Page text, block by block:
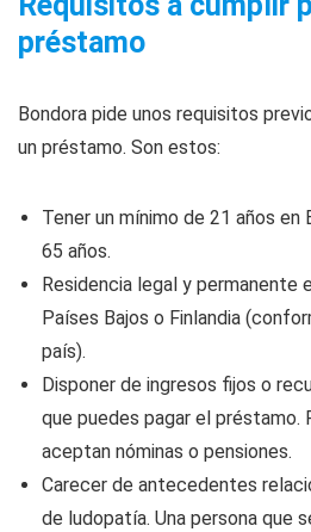
préstamo
Bondora pide unos requisitos
un préstamo. Son estos:
Tener un mínimo de 21 años en
65 años.
Residencia legal y permanente
Países Bajos o Finlandia
país).
Disponer de ingresos fijos o
que puedes pagar el préstamo.
aceptan nóminas o pensiones.
Carecer de antecedentes
de ludopatía. Una persona que